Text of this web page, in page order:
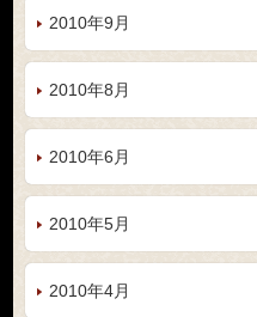
2010年9月
2010年8月
2010年6月
2010年5月
2010年4月